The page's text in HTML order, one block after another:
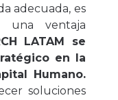
adecuada, es
una ventaja
LATAM se
en la
Humano.
soluciones